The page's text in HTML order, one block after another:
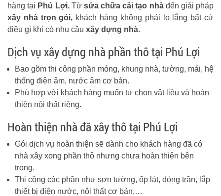
hàng tại Phú Lợi.Từ sửa chữa cải tạo nhàđến giải pháp
xây nhà trọn gói, khách hàng không phải lo lắng bất cứ
điều gì khi có nhu cầu xây dựng nhà.
Dịch vụ xây dựng nhà phần thô tại Phú Lợi
Bao gồm thi công phần móng, khung nhà, tường, mái, hệ
thống điện âm, nước âm cơ bản.
Phù hợp với khách hàng muốn tự chọn vật liệu và hoàn
thiện nội thất riêng.
Hoàn thiện nhà đã xây thô tại Phú Lợi
Gói dịch vụ hoàn thiện sẽ dành cho khách hàng đã có
nhà xây xong phần thô nhưng chưa hoàn thiện bên
trong.
Thi công các phần như sơn tường, ốp lát, đóng trần, lắp
thiết bị điện nước, nội thất cơ bản,…